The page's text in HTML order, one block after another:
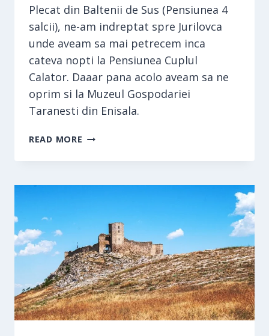
Plecat din Baltenii de Sus (Pensiunea 4
salcii), ne-am indreptat spre Jurilovca
unde aveam sa mai petrecem inca
cateva nopti la Pensiunea Cuplul
Calator. Daaar pana acolo aveam sa ne
oprim si la Muzeul Gospodariei
Taranesti din Enisala.
READ MORE MUZEUL
TARANESTI